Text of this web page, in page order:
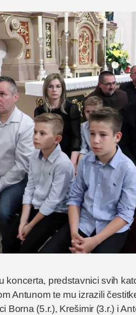
koncerta, predstavnici svih
Antunom te mu izrazili
Borna (5.r.), Krešimir (3.r.) i